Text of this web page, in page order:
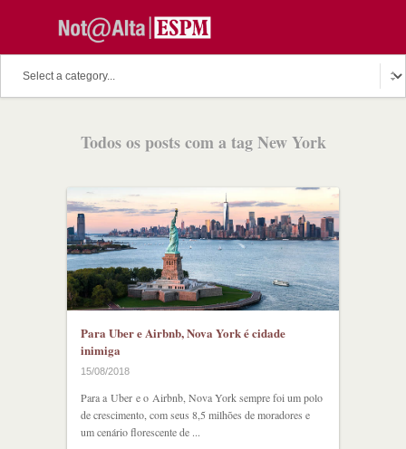
Podcast
Todos os posts com a tag New York
Para Uber e Airbnb, Nova York é cidade
inimiga
15/08/2018
Para a Uber e o Airbnb, Nova York sempre foi um polo
de crescimento, com seus 8,5 milhões de moradores e
um cenário florescente de ...